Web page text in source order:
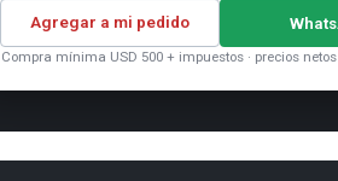
Agregar a mi pedido
Compra mínima USD 500 + impuestos · precios